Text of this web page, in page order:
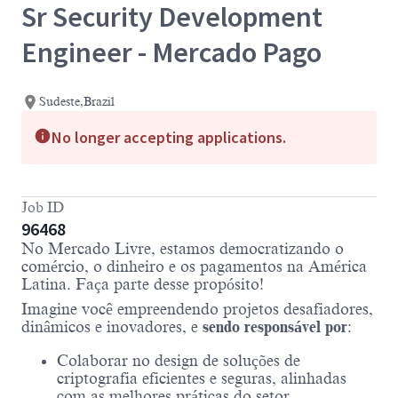
Sr Security Development
Engineer - Mercado Pago
Sudeste,Brazil
No longer accepting applications.
Job ID
96468
No Mercado Livre, estamos democratizando o
comércio, o dinheiro e os pagamentos na América
Latina. Faça parte desse propósito!
Imagine você empreendendo projetos desafiadores,
dinâmicos e inovadores, e sendo responsável por:
Colaborar no design de soluções de
criptografia eficientes e seguras, alinhadas